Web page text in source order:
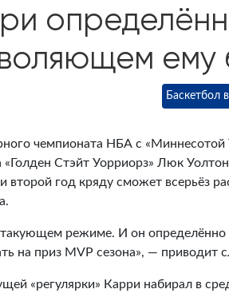
ему
Баскетбол
чемпионата НБА с
«Голден Стэйт Уорриорз» Люк
год кряду сможет всерьёз
режиме. И он определённо
на приз MVP сезона», — приводит
«регулярки» Карри набирал в